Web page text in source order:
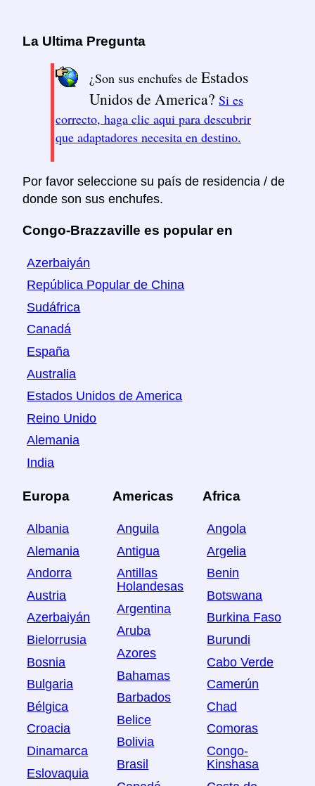
La Ultima Pregunta
¿Son sus enchufes de Estados
Unidos de America? Si es
correcto, haga clic aqui para descubrir
que adaptadores necesita en destino.
Por favor seleccione su país de residencia / de
donde son sus enchufes.
Congo-Brazzaville es popular en
Azerbaiyán
República Popular de China
Sudáfrica
Canadá
España
Australia
Estados Unidos de America
Reino Unido
Alemania
India
Europa
Albania
Alemania
Andorra
Austria
Azerbaiyán
Bielorrusia
Bosnia
Bulgaria
Bélgica
Croacia
Dinamarca
Eslovaquia
Americas
Anguila
Antigua
Antillas
Holandesas
Argentina
Aruba
Azores
Bahamas
Barbados
Belice
Bolivia
Brasil
Africa
Angola
Argelia
Benin
Botswana
Burkina Faso
Burundi
Cabo Verde
Camerún
Chad
Comoras
Congo-
Kinshasa